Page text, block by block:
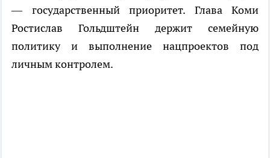
— государственный приоритет. Глава Коми
Ростислав Гольдштейн держит семейную
политику и выполнение нацпроектов под
личным контролем.